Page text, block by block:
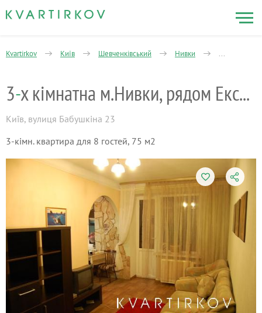
Kvartirkov Київ Шевченківський Нивки 3-кімнатна
3- х кімнатна м.Нивки, рядом Експоплаза
Київ, вулиця Бабушкіна 23
3-кімн. квартира для 8 гостей, 75 м2